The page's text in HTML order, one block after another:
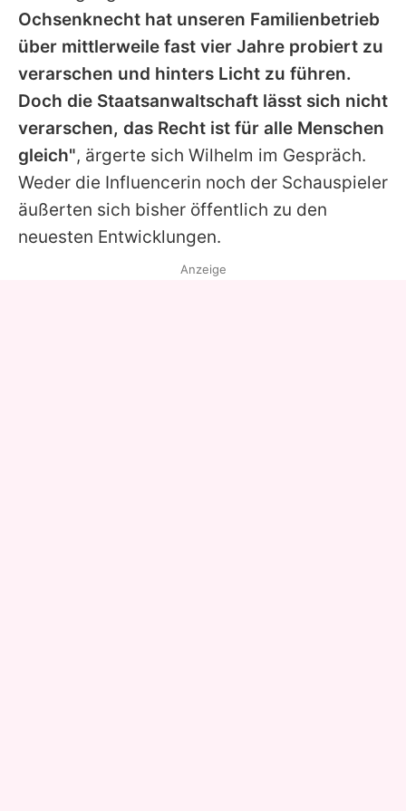
Ochsenknecht hat unseren Familienbetrieb
über mittlerweile fast vier Jahre probiert zu
verarschen und hinters Licht zu führen.
Doch die Staatsanwaltschaft lässt sich nicht
verarschen, das Recht ist für alle Menschen
gleich", ärgerte sich Wilhelm im Gespräch.
Weder die Influencerin noch der Schauspieler
äußerten sich bisher öffentlich zu den
neuesten Entwicklungen.
Anzeige